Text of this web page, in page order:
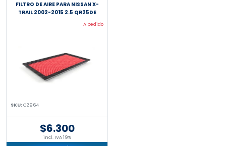
FILTRO DE AIRE PARA NISSAN X-
TRAIL 2002-2015 2.5 QR25DE
A pedido
SKU:C2964
$6.300
incl. IVA 19%